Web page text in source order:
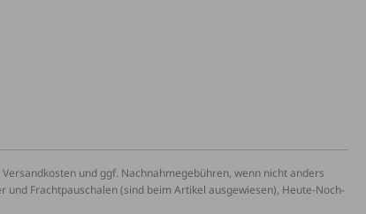
und ggf. Nachnahmegebühren, wenn nicht anders
Frachtpauschalen (sind beim Artikel ausgewiesen), Heute-Noch-